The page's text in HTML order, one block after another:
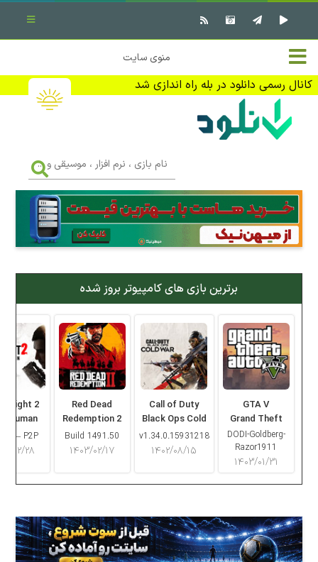
خانه
تماس با ما
تبلیغات
منوی سایت
کانال رسمی دانلود در بله راه اندازی شد
✖ بستن منو
نرم افزار کامپیوتر
بازی کامپیوتر
کتاب
جهت دریافت آخرین اخبار و اطلاعات ما را در کانال رسمی دانلود در
بله دنبال کنید (ورود)
بازی
،
نرم
افزار
،
موسیقی
...
برترین بازی های کامپیوتر بروز شده
GTA V
Grand Theft
Auto V
DODI-Goldberg-
Razor1911
۱۴۰۳/۰۱/۳۱
Call of Duty
Black Ops Cold
War
v1.34.0.15931218
۱۴۰۲/۰۸/۱۵
Red Dead
Redemption 2
Build 1491.50
۱۴۰۳/۰۲/۱۷
Light 2
Human
– P2P
۱۴۰۳/